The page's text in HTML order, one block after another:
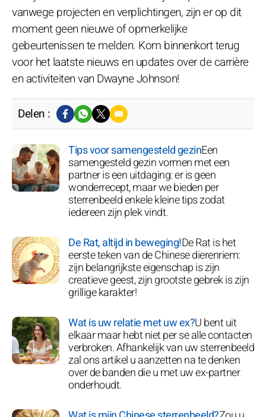
vanwege projecten en verplichtingen, zijn er op dit
moment geen nieuwe of opmerkelijke
gebeurtenissen te melden. Kom binnenkort terug
voor het laatste nieuws en updates over de carrière
en activiteiten van Dwayne Johnson!
Delen :
Tips voor samengesteld gezinEen
samengesteld gezin vormen met een
partner is een uitdaging: er is geen
wonderrecept, maar we bieden per
sterrenbeeld enkele kleine tips zodat
iedereen zijn plek vindt.
De Rat, altijd in beweging!De Rat is het
eerste teken van de Chinese dierenriem:
zijn belangrijkste eigenschap is zijn
creatieve geest, zijn grootste gebrek is zijn
grillige karakter!
Wat is uw relatie met uw ex?U bent uit
elkaar maar hebt niet per se alle contacten
verbroken. Afhankelijk van uw sterrenbeeld
zal ons artikel u aanzetten na te denken
over de banden die u met uw ex-partner
onderhoudt.